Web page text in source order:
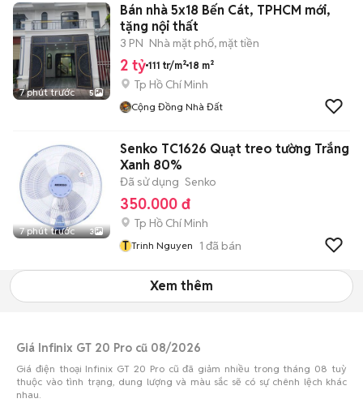
7 phút trước 5
Bán nhà 5x18 Bến Cát, TPHCM mới,
tặng nội thất
3 PN Nhà mặt phố, mặt tiền
2 tỷ 111 tr/m² 18 m²
Tp Hồ Chí Minh
Cộng Đồng Nhà Đất
7 phút trước 3
Senko TC1626 Quạt treo tường Trắng
Xanh 80%
Đã sử dụng Senko
350.000 đ
Tp Hồ Chí Minh
T Trinh Nguyen 1 đã bán
Xem thêm
Giá Infinix GT 20 Pro cũ 08/2026
Giá điện thoại Infinix GT 20 Pro cũ đã giảm nhiều trong tháng 08 tuỳ
thuộc vào tình trạng, dung lượng và màu sắc sẽ có sự chênh lệch khác
nhau.